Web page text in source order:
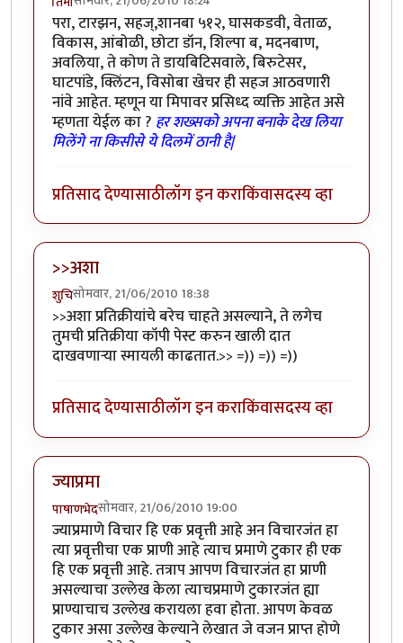
परा, टारझन, सहज्,शानबा ५१२, घासकडवी, वेताळ,
विकास, आंबोळी, छोटा डॉन, शिल्पा ब, मदनबाण,
अवलिया, ते कोण ते डायबिटिसवाले, बिरुटेसर,
घाटपांडे, क्लिंटन, विसोबा खेचर ही सहज आठवणारी
नांवे आहेत. म्हणून या मिपावर प्रसिध्द व्यक्ति आहेत असे
म्हणता येईल का ? हर शख्सको अपना बनाके देख लिया
मिलेंगे ना किसीसे ये दिलमें ठानी है|
प्रतिसाद देण्यासाठीलॉग इन कराकिंवासदस्य व्हा
>>अशा
शुचिसोमवार, 21/06/2010 18:38
>>अशा प्रतिक्रीयांचे बरेच चाहते असल्याने, ते लगेच
तुमची प्रतिक्रीया कॉपी पेस्ट करुन खाली दात
दाखवणार्‍या स्मायली काढतात.>> =)) =)) =))
प्रतिसाद देण्यासाठीलॉग इन कराकिंवासदस्य व्हा
ज्याप्रमा
पाषाणभेदसोमवार, 21/06/2010 19:00
ज्याप्रमाणे विचार हि एक प्रवृत्ती आहे अन विचारजंत हा
त्या प्रवृत्तीचा एक प्राणी आहे त्याच प्रमाणे टुकार ही एक
हि एक प्रवृत्ती आहे. तत्राप आपण विचारजंत हा प्राणी
असल्याचा उल्लेख केला त्याचप्रमाणे टुकारजंत ह्या
प्राण्याचाच उल्लेख करायला हवा होता. आपण केवळ
टुकार असा उल्लेख केल्याने लेखात जे वजन प्राप्त होणे